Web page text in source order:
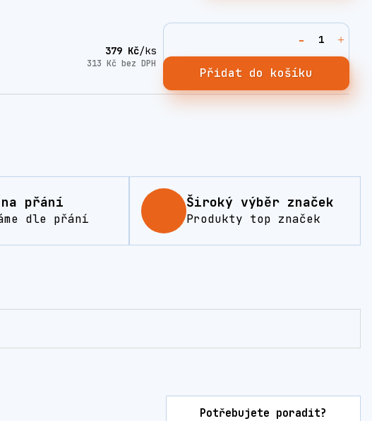
379 Kč/ks
313 Kč bez DPH
Přidat do košíku
přání
dle přání
Široký výběr značek
Produkty top značek
Potřebujete poradit?